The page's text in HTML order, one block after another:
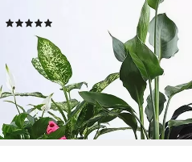
Drainagesystem, direkte Bepflanzung
18,99 € UVP
lieferbar - in 3-4 Werktagen bei dir